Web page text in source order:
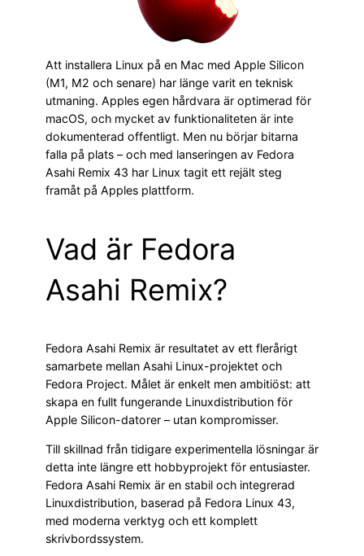
Att installera Linux på en Mac med Apple Silicon
(M1, M2 och senare) har länge varit en teknisk
utmaning. Apples egen hårdvara är optimerad för
macOS, och mycket av funktionaliteten är inte
dokumenterad offentligt. Men nu börjar bitarna
falla på plats – och med lanseringen av Fedora
Asahi Remix 43 har Linux tagit ett rejält steg
framåt på Apples plattform.
Vad är Fedora
Asahi Remix?
Fedora Asahi Remix är resultatet av ett flerårigt
samarbete mellan Asahi Linux-projektet och
Fedora Project. Målet är enkelt men ambitiöst: att
skapa en fullt fungerande Linuxdistribution för
Apple Silicon-datorer – utan kompromisser.
Till skillnad från tidigare experimentella lösningar är
detta inte längre ett hobbyprojekt för entusiaster.
Fedora Asahi Remix är en stabil och integrerad
Linuxdistribution, baserad på Fedora Linux 43,
med moderna verktyg och ett komplett
skrivbordssystem.